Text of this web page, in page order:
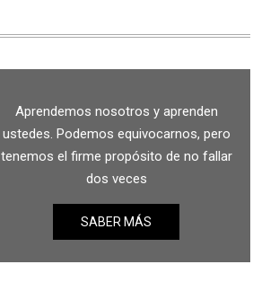
Aprendemos nosotros y aprenden
ustedes. Podemos equivocarnos, pero
tenemos el firme propósito de no fallar
dos veces
SABER MÁS